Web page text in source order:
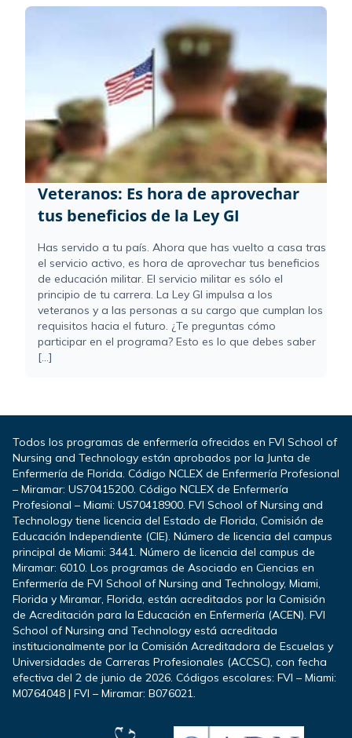
Veteranos: Es hora de aprovechar
tus beneficios de la Ley GI
Has servido a tu país. Ahora que has vuelto a casa tras
el servicio activo, es hora de aprovechar tus beneficios
de educación militar. El servicio militar es sólo el
principio de tu carrera. La Ley GI impulsa a los
veteranos y a las personas a su cargo que cumplan los
requisitos hacia el futuro. ¿Te preguntas cómo
participar en el programa? Esto es lo que debes saber
[...]
Todos los programas de enfermería ofrecidos en FVI School of
Nursing and Technology están aprobados por la Junta de
Enfermería de Florida. Código NCLEX de Enfermería Profesional
– Miramar: US70415200. Código NCLEX de Enfermería
Profesional – Miami: US70418900. FVI School of Nursing and
Technology tiene licencia del Estado de Florida, Comisión de
Educación Independiente (CIE). Número de licencia del campus
principal de Miami: 3441. Número de licencia del campus de
Miramar: 6010. Los programas de Asociado en Ciencias en
Enfermería de FVI School of Nursing and Technology, Miami,
Florida y Miramar, Florida, están acreditados por la Comisión
de Acreditación para la Educación en Enfermería (ACEN). FVI
School of Nursing and Technology está acreditada
institucionalmente por la Comisión Acreditadora de Escuelas y
Universidades de Carreras Profesionales (ACCSC), con fecha
efectiva del 2 de junio de 2026. Códigos escolares: FVI – Miami:
M0764048 | FVI – Miramar: B076021.